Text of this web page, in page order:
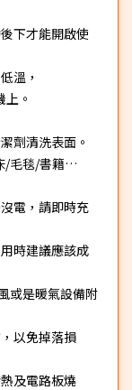
下才能開啟使
溫，
。
劑清洗表面。
/毛毯/書籍…
電，請即時充
時建議應該成
或是暖氣設備附
以免掉落損
及電路板燒